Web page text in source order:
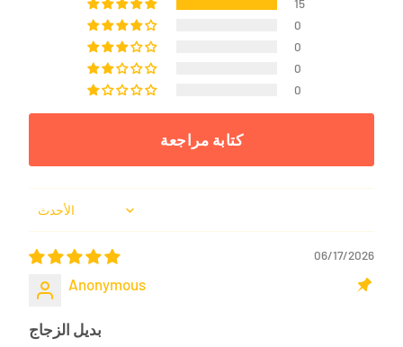
0
0
0
0
كتابة مراجعة
Sort by
06/17/2026
Anonymous
بديل الزجاج